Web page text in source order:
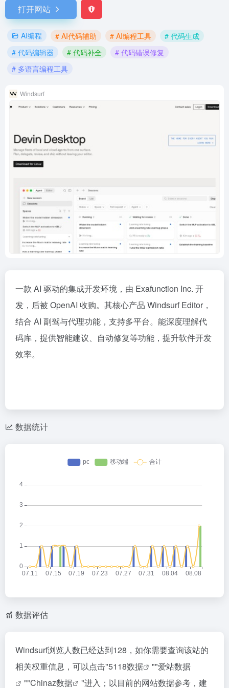
打开网站
AI编程 # AI代码辅助 # AI编程工具
# 代码生成
# 代码编辑器
# 代码补全
# 代码错误修复
# 多语言编程工具
Windsurf
一款 AI 驱动的集成开发环境，由 Exafunction Inc. 开
发，后被 OpenAI 收购。其核心产品 Windsurf Editor，
结合 AI 副驾与代理功能，支持多平台。能深度理解代
码库，提供智能建议、自动修复等功能，提升软件开发
效率。
数据统计
数据评估
Windsurf浏览人数已经达到128，如你需要查询该站的
相关权重信息，可以点击"5118数据 ""爱站数据
""Chinaz数据 "进入；以目前的网站数据参考，建